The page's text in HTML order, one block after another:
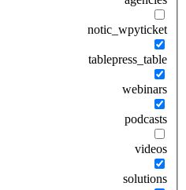
notic_wpyticket
tablepress_table
webinars
podcasts
videos
solutions